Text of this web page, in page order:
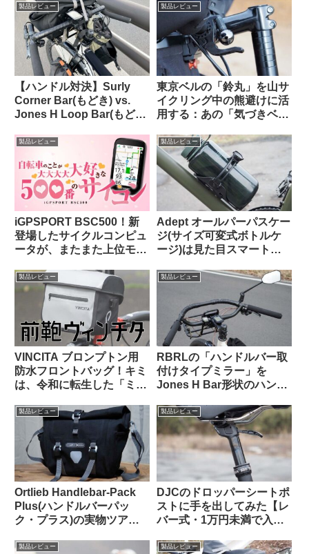
CROCSの快適さに及ばず
も惜しい
製品レビュー
【ハンドル対決】Surly
Corner Bar(もどき) vs.
Jones H Loop Bar(もど
は…
製品レビュー
東京ベルの「鈴丸」を山サ
イクリング中の熊避けに活
用する：あの「気づきベ
るようにした感じで超便利
製品レビュー
iGPSPORT BSC500！新
登場したサイクルコンピュ
ータが、またまた上位モデ
製品レビュー
Adept オールパーパスケー
ジ(サイズ可変式ボトルケ
ージ)は見た目スマートで
【Bikase ABCケージとの
製品レビュー
VINCITA ブロンプトン用
防水フロントバッグ！キミ
は、令和に転生した「ミニ
製品レビュー
RBRLの「ハンドルバー取
付けタイプミラー」を
Jones H Bar形状のハンド
リでした
製品レビュー
Ortlieb Handlebar-Pack
Plus(ハンドルバーパッ
ク・プラス)の実物ツア
みよう
製品レビュー
DJCのドロッパーシートポ
ストに手を出してみた【レ
バー式・1万円未満で入門
製品レビュー 製品レビュー